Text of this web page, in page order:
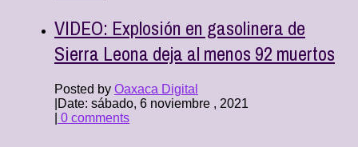
VIDEO: Explosión en gasolinera de
Sierra Leona deja al menos 92 muertos
Posted by Oaxaca Digital
Date: sábado, 6 noviembre , 2021
0 comments